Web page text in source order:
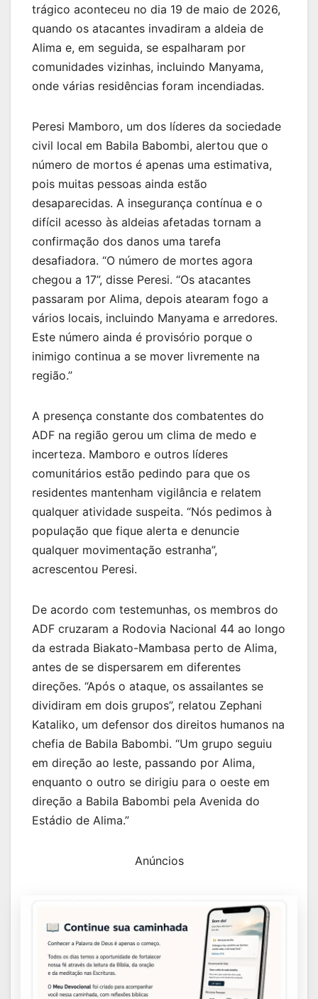
trágico aconteceu no dia 19 de maio de 2026,
quando os atacantes invadiram a aldeia de
Alima e, em seguida, se espalharam por
comunidades vizinhas, incluindo Manyama,
onde várias residências foram incendiadas.
Peresi Mamboro, um dos líderes da sociedade
civil local em Babila Babombi, alertou que o
número de mortos é apenas uma estimativa,
pois muitas pessoas ainda estão
desaparecidas. A insegurança contínua e o
difícil acesso às aldeias afetadas tornam a
confirmação dos danos uma tarefa
desafiadora. “O número de mortes agora
chegou a 17”, disse Peresi. “Os atacantes
passaram por Alima, depois atearam fogo a
vários locais, incluindo Manyama e arredores.
Este número ainda é provisório porque o
inimigo continua a se mover livremente na
região.”
A presença constante dos combatentes do
ADF na região gerou um clima de medo e
incerteza. Mamboro e outros líderes
comunitários estão pedindo para que os
residentes mantenham vigilância e relatem
qualquer atividade suspeita. “Nós pedimos à
população que fique alerta e denuncie
qualquer movimentação estranha”,
acrescentou Peresi.
De acordo com testemunhas, os membros do
ADF cruzaram a Rodovia Nacional 44 ao longo
da estrada Biakato-Mambasa perto de Alima,
antes de se dispersarem em diferentes
direções. “Após o ataque, os assailantes se
dividiram em dois grupos”, relatou Zephani
Kataliko, um defensor dos direitos humanos na
chefia de Babila Babombi. “Um grupo seguiu
em direção ao leste, passando por Alima,
enquanto o outro se dirigiu para o oeste em
direção a Babila Babombi pela Avenida do
Estádio de Alima.”
Anúncios